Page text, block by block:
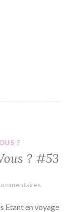
?
? #53
Etant en voyage